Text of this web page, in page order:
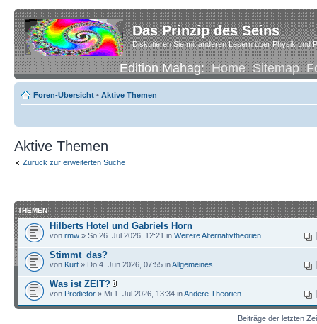
Das Prinzip des Seins
Diskutieren Sie mit anderen Lesern über Physik und
Edition Mahag:Home Sitemap
Foren-Übersicht • Aktive Themen
Aktive Themen
Zurück zur erweiterten Suche
THEMEN
Hilberts Hotel und Gabriels Horn
von rmw » So 26. Jul 2026, 12:21 in Weitere Alternativtheorien
Stimmt_das?
von Kurt » Do 4. Jun 2026, 07:55 inAllgemeines
Was ist ZEIT?
von Predictor » Mi 1. Jul 2026, 13:34 inAndere Theorien
Beiträge der letzten